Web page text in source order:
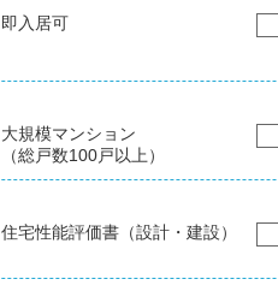
即入居可
大規模マンション
（総戸数100戸以上）
住宅性能評価書（設計・建設）